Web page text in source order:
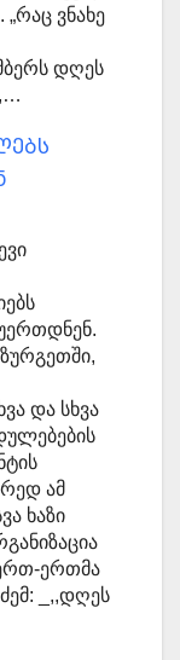
ვნახე
დღეს
და სხვა
ამ
ხაზი
ერთმა
_,,დღეს